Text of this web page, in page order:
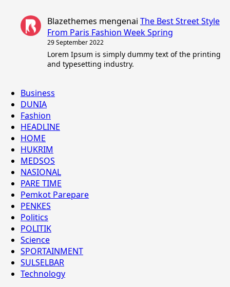
Blazethemes mengenai The Best Street Style
From Paris Fashion Week Spring
29 September 2022
Lorem Ipsum is simply dummy text of the printing
and typesetting industry.
Business
DUNIA
Fashion
HEADLINE
HOME
HUKRIM
MEDSOS
NASIONAL
PARE TIME
Pemkot Parepare
PENKES
Politics
POLITIK
Science
SPORTAINMENT
SULSELBAR
Technology